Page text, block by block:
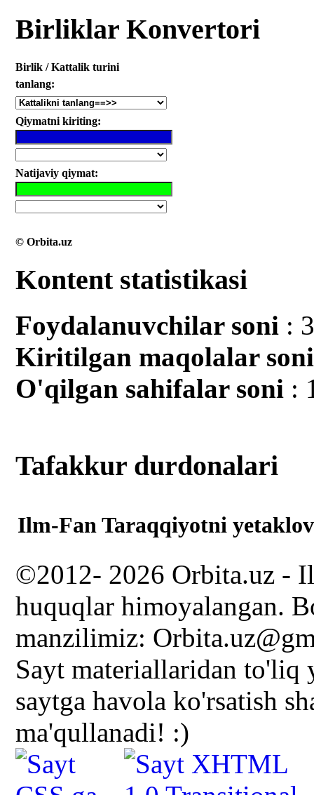
Birliklar Konvertori
Birlik / Kattalik turini
tanlang:
Qiymatni kiriting:
Natijaviy qiymat:
© Orbita.uz
Kontent statistikasi
Foydalanuvchilar soni :
Kiritilgan mаqolalar soni
O'qilgan sahifalar soni :
Tafakkur durdonalari
Ilm-Fan Taraqqiyotni
©2012- 2026 Orbita.uz -
huquqlar himoyalangan.
manzilimiz:
Sayt materiallaridan
saytga havola ko'rsatish
ma'qullanadi! :)